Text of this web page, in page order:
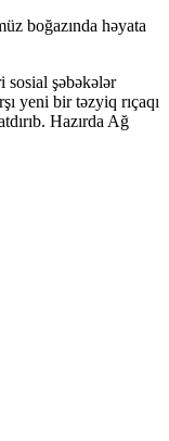
boğazında həyata
sosial şəbəkələr
yeni bir təzyiq rıçaqı
Hazırda Ağ